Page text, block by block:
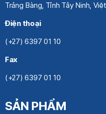
Trảng Bàng, Tỉnh Tây Ninh,
Điện thoại
(+27) 6397 01 10
Fax
(+27) 6397 01 10
SẢN PHẨM